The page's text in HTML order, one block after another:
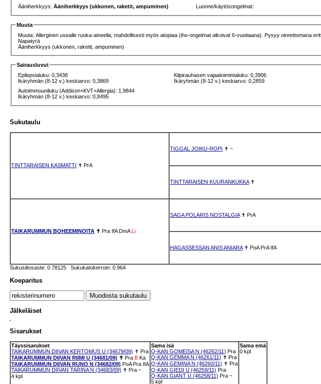
Ääniherkkyys:Ääniherkkyys (ukkonen, raketit, ampuminen) Luonne/käytösongelmat:
Muuta
Muuta: Allerginen usealle ruoka-aineella, mahdollisesti myös atopiaa (iho-ongelmat alkoivat 6-vuotiaana). Pysyy oireettomana
Napatyrä
Ääniherkkyys (ukkonen, raketit, ampuminen)
Sairausluvut
Epilepsialuku: 0,3438
Ikäryhmän (8-12 v.) keskiarvo: 0,3869
Kilpirauhasen vajaatoimintaluku: 0,3906
Ikäryhmän (8-12 v.) keskiarvo: 0,2859
Autoimmuuniluku (Addison+KVT+Allergia): 1,9844
Ikäryhmän (8-12 v.) keskiarvo: 0,8495
Sukutaulu
TINTTARAISEN KASMATTI ✝ PrA
TIGGAL JOIKU-ROPI ✝ ~
TINTTARAISEN KUURANKUKKA✝
TAIKARUMMUN BOHEEMINOITA ✝ Pra IfA DmA Li
SAGA POLARIS NOSTALGIA✝ PrA
HAGASSESSAN ANIS ANIARA✝ PoA PrA IfA
Sukusiitosaste: 0.78125 Sukukatokerroin: 0.964
Koeparitus
Jälkeläiset
Sisarukset
Täyssisarukset
TAIKARUMMUN DIIVAN KERTOMUS U (34679/09) ✝ Pra
TAIKARUMMUN DIIVAN RIIMI U (34681/09) ✝ Pra B Ka
TAIKARUMMUN DIIVAN RUNO N (34682/09) PoA Pra IfA
TAIKARUMMUN DIIVAN TARINA N (34683/09) ✝ Pra ~
4 kpl
Sama isä
Q-KAN GOMEISA N (46262/11) Pra
Q-KAN GEMMA N (46261/11) ✝ Pra
Q-KAN GEMINA N (46260/11) ✝ Pra
Q-KAN GIEDI U (46259/11) Pra
Q-KAN GIANT U (46258/11) Pra ~
5 kpl
Sama emä
0 kpl